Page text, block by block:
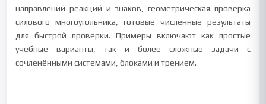
направлений реакций и знаков, геометрическая проверка
силового многоугольника, готовые численные результаты
для быстрой проверки. Примеры включают как простые
учебные варианты, так и более сложные задачи с
сочленёнными системами, блоками и трением.